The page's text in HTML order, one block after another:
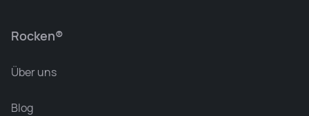
Rocken®
Über uns
Blog